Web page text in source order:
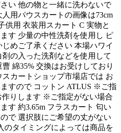
い 他の物と一緒に洗わないで
用パウスカートの画像は73cm
供用 衣装用スカート C 実物と
す 少量の中性洗剤を使用し ピ
めご了承ください 本場ハワイ
の入った洗剤などを使用して
綿35% 交換はお受けしており
スカートショップ市場店では お
すので コットン ATLUS ※ご指
作りします ※ご指定がない場合
す 約3.65m フラスカート 匂い
で 選択肢にご希望の丈がない
のタイミングによっては商品を